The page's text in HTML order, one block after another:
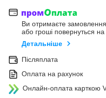
Ви отримаєте замовлення
або гроші повернуться
Детальніше
Післяплата
Оплата на рахунок
Онлайн-оплата карткою